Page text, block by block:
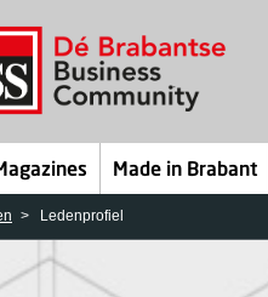
Made in Brabant
Ledenprofiel